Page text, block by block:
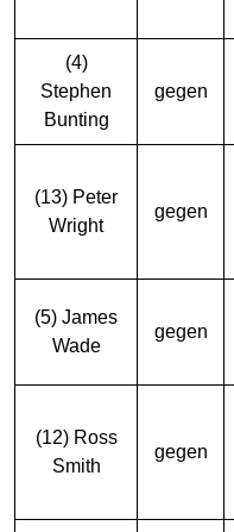
(4)
Stephen
Bunting
gegen
(13) Peter
Wright
gegen
(5) James
Wade
gegen
(12) Ross
Smith
gegen